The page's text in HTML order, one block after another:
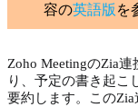
容の英語版 を
Zoho MeetingのZia連
り、予定の書き起こ
要約します。この